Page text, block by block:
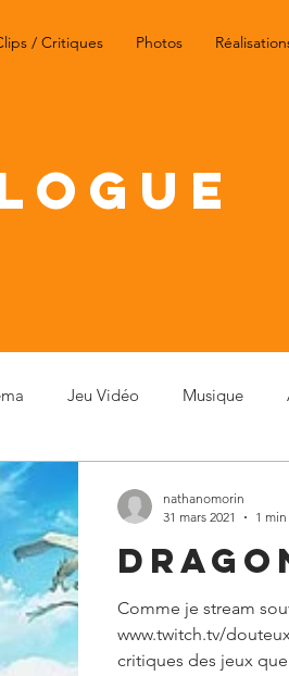
/ Critiques Photos
Jeu Vidéo Musique
Comme je stream
www.twitch.tv/
critiques des jeux
nathanomorin
31 mars 2021
1